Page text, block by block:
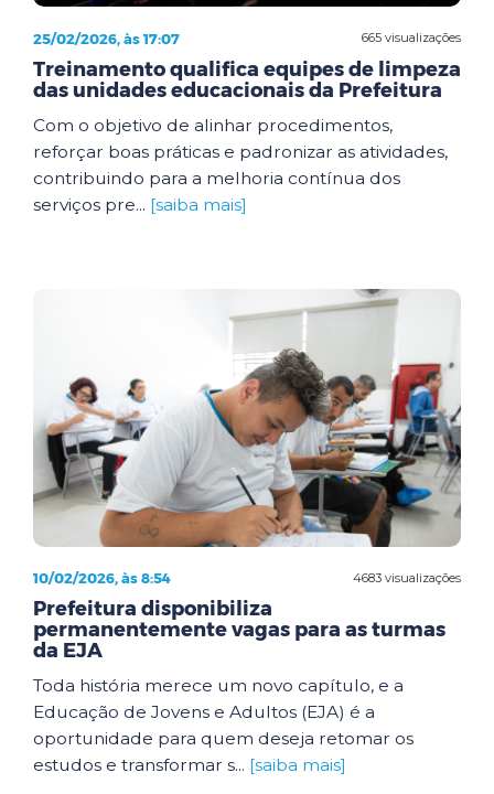
665 visualizações
25/02/2026, às 17:07
Treinamento qualifica equipes de limpeza
das unidades educacionais da Prefeitura
Com o objetivo de alinhar procedimentos,
reforçar boas práticas e padronizar as atividades,
contribuindo para a melhoria contínua dos
serviços pre... [saiba mais]
4683 visualizações
10/02/2026, às 8:54
Prefeitura disponibiliza
permanentemente vagas para as turmas
da EJA
Toda história merece um novo capítulo, e a
Educação de Jovens e Adultos (EJA) é a
oportunidade para quem deseja retomar os
estudos e transformar s... [saiba mais]